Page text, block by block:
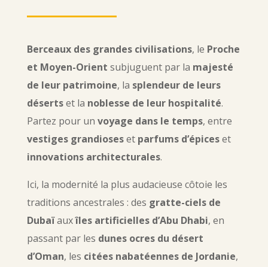
Berceaux des grandes civilisations, le Proche
et Moyen-Orient subjuguent par la majesté
de leur patrimoine, la splendeur de leurs
désertset la noblesse de leur hospitalité.
Partez pour un voyage dans le temps, entre
vestiges grandioseset parfums d’épiceset
innovations architecturales.
Ici, la modernité la plus audacieuse côtoie les
traditions ancestrales : des gratte-ciels de
Dubaïauxîles artificielles d’Abu Dhabi, en
passant par les dunes ocres du désert
d’Oman, les citées nabatéennes de Jordanie,